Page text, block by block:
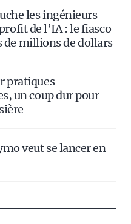
les ingénieurs
de l’IA : le fiasco
de millions de dollars
pratiques
un coup dur pour
veut se lancer en